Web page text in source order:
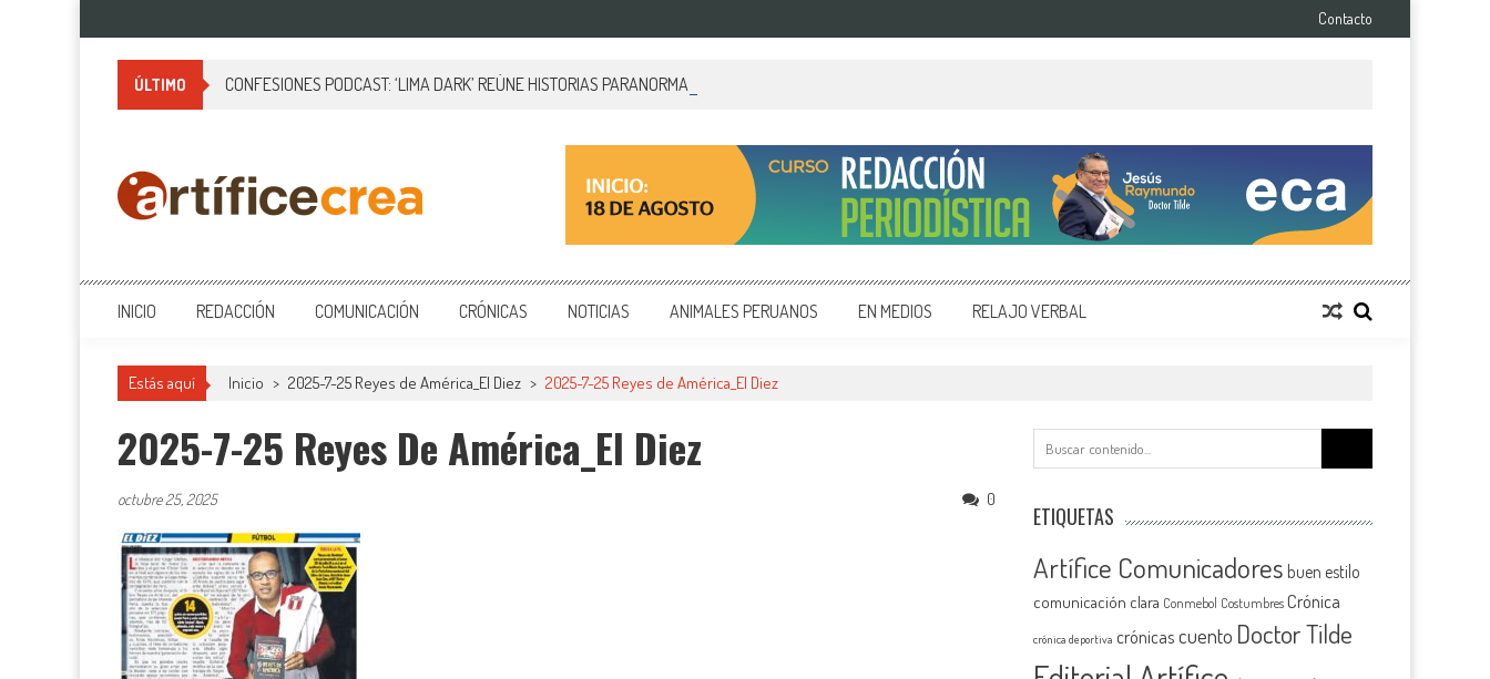
al
contenido
Contacto
ÚLTIMO CONFESIONES PODCAST: ‘LIMA DARK’ REÚNE HISTORIAS PARANORMALES DE PALACIO DE GOBIERNO
Blog de Artífice Comunicadores, elaboramos contenidos periodísticos y editoriales en diversos formatos, capacitamos en temas de comunicación y educación.
INICIO REDACCIÓN COMUNICACIÓN CRÓNICAS NOTICIAS ANIMALES PERUANOS EN MEDIOS RELAJO VERBAL
Estás aquí Inicio > 2025-7-25 Reyes de América_El Diez > 2025-7-25 Reyes de América_El Diez
2025-7-25 Reyes De América_El Diez
octubre 25, 2025 0
ETIQUETAS
Artífice Comunicadores buen estilo
comunicación clara Conmebol Costumbres Crónica
crónica deportiva crónicas cuento Doctor Tilde